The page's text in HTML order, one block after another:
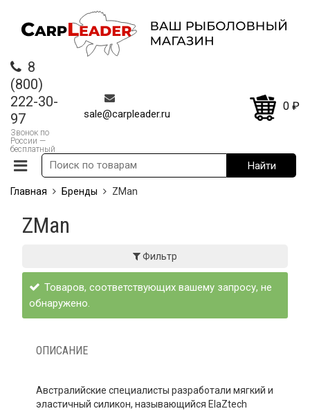
8
(800)
222-30-
97
Звонок по
России —
бесплатный
sale@carpleader.ru
0 ₽
Главная Бренды ZMan
ZMan
Фильтр
Товаров, соответствующих вашему запросу, не
обнаружено.
ОПИСАНИЕ
Австралийские специалисты разработали мягкий и
эластичный силикон, называющийся ElaZtech